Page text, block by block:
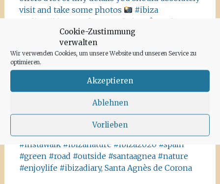
Cookie-Zustimmung
verwalten
Wir verwenden Cookies, um unsere Website und unseren Service zu
optimieren.
Akzeptieren
Ablehnen
Vorlieben
visit and take some photos
#ibiza
#salinasibiza #anchor #seafaring
#colours
#ibiza2020 #havanna #nothavanna #baleares
#seefahrt @turismoislasbaleares #salinas
#igersibiza ##
#outside #instaibiza
#ibizalovers #ibizadiary 🏝, Ibiza Salinas
Ibiza is allowed to go out again!! Enjoy the
beauty of the island, even if it’s only possible
recommend the Santa Agnes area for a nice
#instawalk #ibizanature #ibiza2020 #spain
#green #road #outside #santaagnea #nature
#enjoylife #ibizadiary, Santa Agnès de Corona